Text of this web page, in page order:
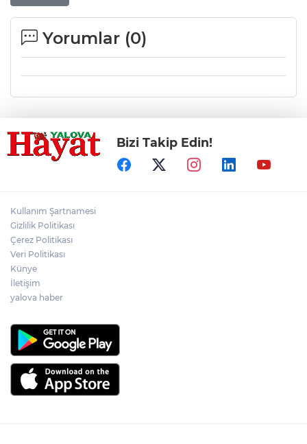
Yorumlar (0)
Bizi Takip Edin!
Kullanım Şartnamesi
Gizlilik Politikası
Çerez Politikası
Veri Politikası
Künye
İletişim
yalova haber